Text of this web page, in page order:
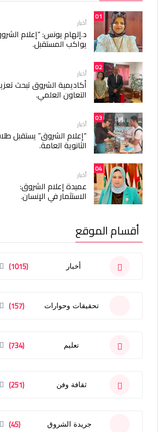
01
أخبار
د.إلهام يونس: “إعلام
يواكب المستقبل.
02
أخبار
أكاديمية الشروق تبحث
التعاون العلمي.
03
أخبار
“إعلام الشروق” يستقبل
الثانوية العامة.
04
أخبار
عميدة إعلام الشروق:
الاستثمار في الإنسان.
أقسام الموقع
أخبار (1015)
تحقيقات وحوارات (157)
تعليم (734)
ثقافة وفن (251)
جريدة الشروق (45)